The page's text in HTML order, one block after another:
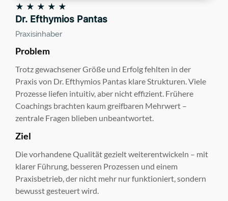
★ ★ ★ ★ ★
Dr. Efthymios Pantas
Praxisinhaber
Problem
Trotz gewachsener Größe und Erfolg fehlten in der
Praxis von Dr. Efthymios Pantas klare Strukturen. Viele
Prozesse liefen intuitiv, aber nicht effizient. Frühere
Coachings brachten kaum greifbaren Mehrwert –
zentrale Fragen blieben unbeantwortet.
Ziel
Die vorhandene Qualität gezielt weiterentwickeln – mit
klarer Führung, besseren Prozessen und einem
Praxisbetrieb, der nicht mehr nur funktioniert, sondern
bewusst gesteuert wird.